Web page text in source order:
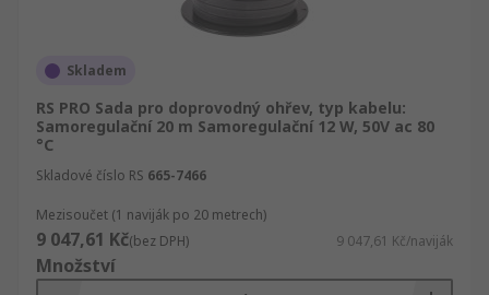
Skladem
RS PRO Sada pro doprovodný ohřev, typ kabelu:
Samoregulační 20 m Samoregulační 12 W, 50V ac 80
°C
Skladové číslo RS 665-7466
Mezisoučet (1 naviják po 20 metrech)
9 047,61 Kč(bez DPH) 9 047,61 Kč/naviják
Množství